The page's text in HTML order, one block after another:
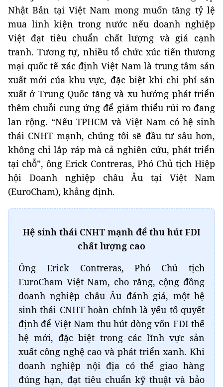
Nhật Bản tại Việt Nam mong muốn tăng tỷ lệ
mua linh kiện trong nước nếu doanh nghiệp
Việt đạt tiêu chuẩn chất lượng và giá cạnh
tranh. Tương tự, nhiều tổ chức xúc tiến thương
mại quốc tế xác định Việt Nam là trung tâm sản
xuất mới của khu vực, đặc biệt khi chi phí sản
xuất ở Trung Quốc tăng và xu hướng phát triển
thêm chuỗi cung ứng để giảm thiểu rủi ro đang
lan rộng. “Nếu TPHCM và Việt Nam có hệ sinh
thái CNHT mạnh, chúng tôi sẽ đầu tư sâu hơn,
không chỉ lắp ráp mà cả nghiên cứu, phát triển
tại chỗ”, ông Erick Contreras, Phó Chủ tịch Hiệp
hội Doanh nghiệp châu Âu tại Việt Nam
(EuroCham), khẳng định.
Hệ sinh thái CNHT mạnh để thu hút FDI
chất lượng cao
Ông Erick Contreras, Phó Chủ tịch
EuroCham Việt Nam, cho rằng, cộng đồng
doanh nghiệp châu Âu đánh giá, một hệ
sinh thái CNHT hoàn chỉnh là yếu tố quyết
định để Việt Nam thu hút dòng vốn FDI thế
hệ mới, đặc biệt trong các lĩnh vực sản
xuất công nghệ cao và phát triển xanh. Khi
doanh nghiệp nội địa có thể giao hàng
đúng hạn, đạt tiêu chuẩn kỹ thuật và bảo